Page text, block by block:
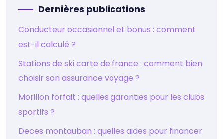
Dernières publications
Conducteur occasionnel et bonus : comment
est-il calculé ?
Stations de ski carte de france : comment bien
choisir son assurance voyage ?
Morillon forfait : quelles garanties pour les clubs
sportifs ?
Deces montauban : quelles aides pour financer